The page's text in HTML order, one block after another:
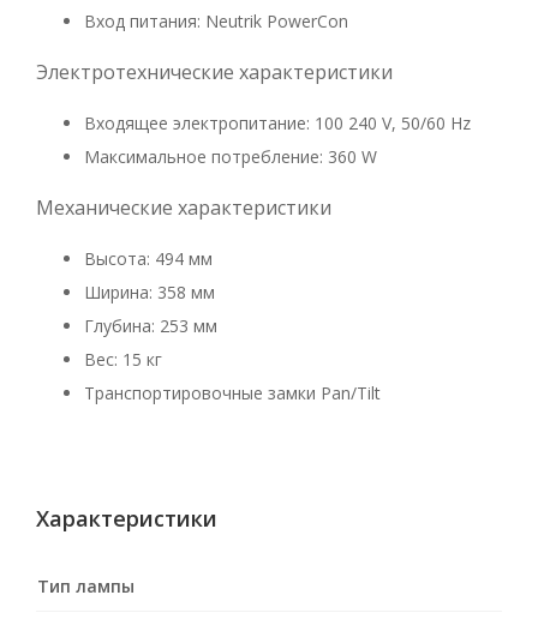
Вход питания: Neutrik PowerCon
Электротехнические характеристики
Входящее электропитание: 100 240 V, 50/60 Hz
Максимальное потребление: 360 W
Механические характеристики
Высота: 494 мм
Ширина: 358 мм
Глубина: 253 мм
Вес: 15 кг
Транспортировочные замки Pan/Tilt
Характеристики
Тип лампы